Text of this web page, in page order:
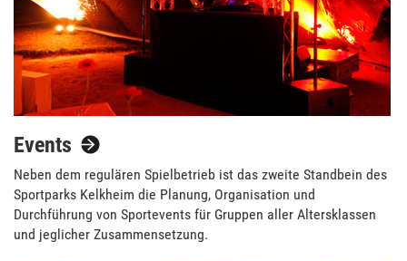
Events
Neben dem regulären Spielbetrieb ist das zweite Standbein des
Sportparks Kelkheim die Planung, Organisation und
Durchführung von Sportevents für Gruppen aller Altersklassen
und jeglicher Zusammensetzung.